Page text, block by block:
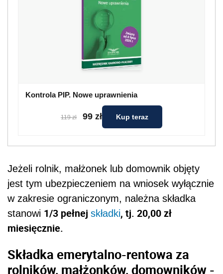
Kontrola PIP. Nowe uprawnienia
119 zł 99 zł Kup teraz
Jeżeli rolnik, małżonek lub domownik objęty
jest tym ubezpieczeniem na wniosek wyłącznie
w zakresie ograniczonym, należna składka
stanowi 1/3 pełnej składki, tj. 20,00 zł
miesięcznie.
Składka emerytalno-rentowa za
rolników, małżonków, domowników -